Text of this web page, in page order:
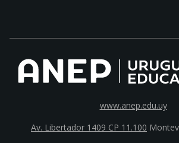
www.anep.edu.uy
Av. Libertador 1409 CP 11.100